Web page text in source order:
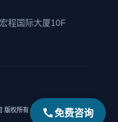
程国际大厦10F
版权所有 | 浙ICP备17021469
免费咨询